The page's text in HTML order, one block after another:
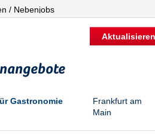
/ Nebenjobs
Gastronomie
Frankfurt am
Main